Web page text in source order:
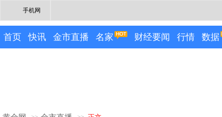
手机网
首页 快讯 金市直播 名家 财经要闻 行情 数据